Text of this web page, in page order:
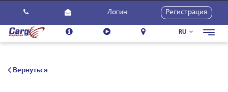
Логин Регистрация
RU
Услуги
Вернуться